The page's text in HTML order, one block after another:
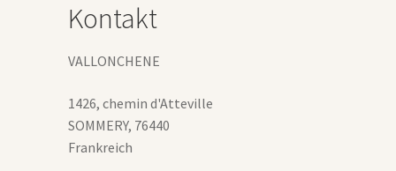
Kontakt
VALLONCHENE
1426, chemin d'Atteville
SOMMERY, 76440
Frankreich